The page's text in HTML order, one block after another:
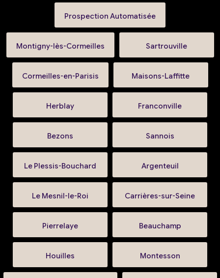
Prospection Automatisée
Montigny-lès-Cormeilles Sartrouville
Cormeilles-en-Parisis Maisons-Laffitte
Herblay Franconville
Bezons Sannois
Le Plessis-Bouchard Argenteuil
Le Mesnil-le-Roi Carrières-sur-Seine
Pierrelaye Beauchamp
Houilles Montesson